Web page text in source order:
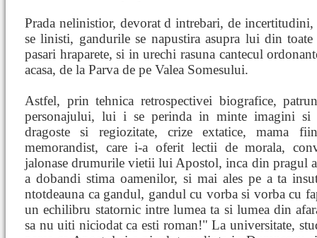
Prada nelinistior, devorat d intrebari, de incertitudini,
se linisti, gandurile se napustira asupra lui din
pasari hraparete, si in urechi rasuna cantecul
acasa, de la Parva de pe Valea Somesului.
Astfel, prin tehnica retrospectivei biografice,
personajului, lui i se perinda in minte imagini si
dragoste si regiozitate, crize extatice, mama
memorandist, care i-a oferit lectii de morala,
jalonase drumurile vietii lui Apostol, inca din pragul
a dobandi stima oamenilor, si mai ales pe a ta
ntotdeauna ca gandul, gandul cu vorba si vorba cu
un echilibru statornic intre lumea ta si lumea din
sa nu uiti niciodat ca esti roman!" La universitate,